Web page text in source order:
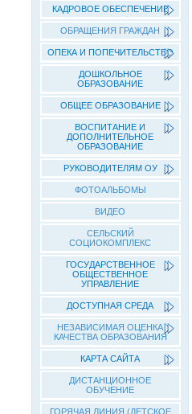
КАДРОВОЕ ОБЕСПЕЧЕНИЕ
ОБРАЩЕНИЯ ГРАЖДАН
ОПЕКА И ПОПЕЧИТЕЛЬСТВО
ДОШКОЛЬНОЕ
ОБРАЗОВАНИЕ
ОБЩЕЕ ОБРАЗОВАНИЕ
ВОСПИТАНИЕ И
ДОПОЛНИТЕЛЬНОЕ
ОБРАЗОВАНИЕ
РУКОВОДИТЕЛЯМ ОУ
ФОТОАЛЬБОМЫ
ВИДЕО
СЕЛЬСКИЙ
СОЦИОКОМПЛЕКС
ГОСУДАРСТВЕННОЕ
ОБЩЕСТВЕННОЕ
УПРАВЛЕНИЕ
ДОСТУПНАЯ СРЕДА
НЕЗАВИСИМАЯ ОЦЕНКА
КАЧЕСТВА ОБРАЗОВАНИЯ
КАРТА САЙТА
ДИСТАНЦИОННОЕ
ОБУЧЕНИЕ
ГОРЯЧАЯ ЛИНИЯ (ДЕТСКОЕ